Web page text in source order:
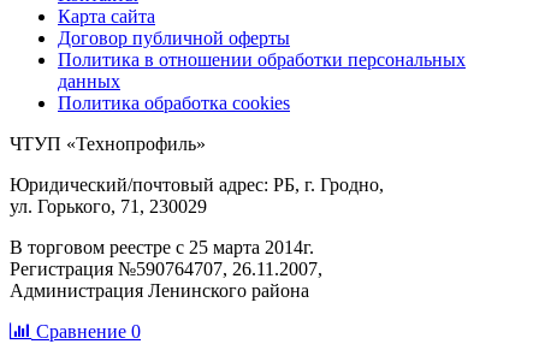
Карта сайта
Договор публичной оферты
Политика в отношении обработки персональных
данных
Политика обработка cookies
ЧТУП «Технопрофиль»
Юридический/почтовый адрес: РБ, г. Гродно,
ул. Горького, 71, 230029
В торговом реестре с 25 марта 2014г.
Регистрация №590764707, 26.11.2007,
Администрация Ленинского района
Сравнение 0